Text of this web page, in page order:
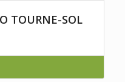
TOURNE-SOL